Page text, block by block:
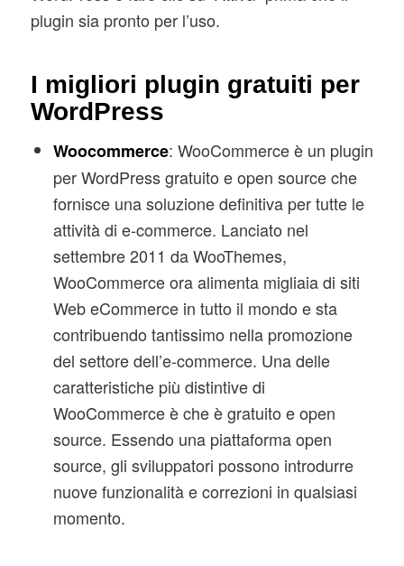
plugin sia pronto per l’uso.
I migliori plugin gratuiti per
WordPress
Woocommerce: WooCommerce è un plugin
per WordPress gratuito e open source che
fornisce una soluzione definitiva per tutte le
attività di e-commerce. Lanciato nel
settembre 2011 da WooThemes,
WooCommerce ora alimenta migliaia di siti
Web eCommerce in tutto il mondo e sta
contribuendo tantissimo nella promozione
del settore dell’e-commerce. Una delle
caratteristiche più distintive di
WooCommerce è che è gratuito e open
source. Essendo una piattaforma open
source, gli sviluppatori possono introdurre
nuove funzionalità e correzioni in qualsiasi
momento.